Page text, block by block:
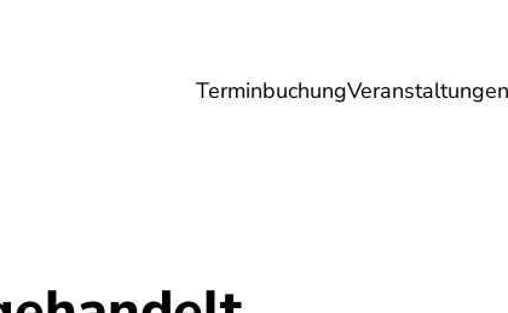
TerminbuchungVeranstaltungen
Gesundheit Energie